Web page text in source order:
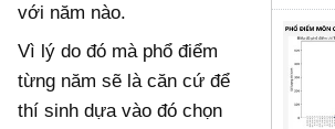
với năm nào.
Vì lý do đó mà phổ điểm
từng năm sẽ là căn cứ để
thí sinh dựa vào đó chọn